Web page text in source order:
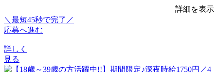
詳細を表示
＼最短45秒で完了／
応募へ進む
詳しく
見る